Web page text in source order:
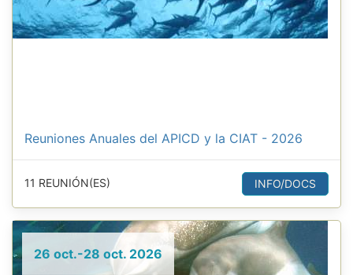
Reuniones Anuales del APICD y la CIAT - 2026
11 REUNIÓN(ES) INFO/DOCS
26 oct.-28 oct. 2026